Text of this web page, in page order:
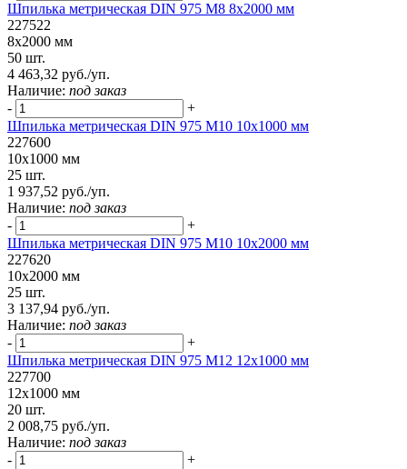
Шпилька метрическая DIN 975 М8 8х2000 мм
227522
8х2000 мм
50 шт.
4 463,32 руб./уп.
Наличие: под заказ
-
+
Шпилька метрическая DIN 975 М10 10х1000 мм
227600
10х1000 мм
25 шт.
1 937,52 руб./уп.
Наличие: под заказ
-
+
Шпилька метрическая DIN 975 М10 10х2000 мм
227620
10х2000 мм
25 шт.
3 137,94 руб./уп.
Наличие: под заказ
-
+
Шпилька метрическая DIN 975 М12 12х1000 мм
227700
12х1000 мм
20 шт.
2 008,75 руб./уп.
Наличие: под заказ
-
+